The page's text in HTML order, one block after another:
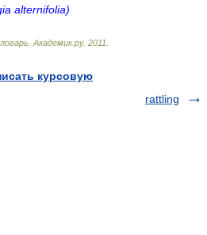
alternifolia)
Академик.ру. 2011
курсовую
rattling